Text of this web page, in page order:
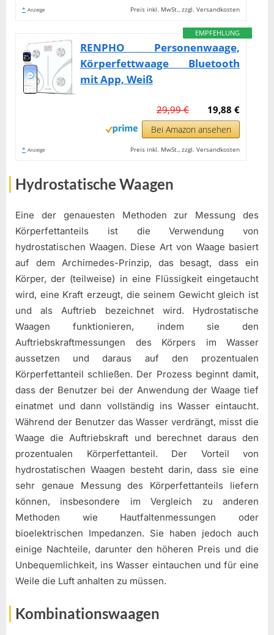
* Anzeige Preis inkl. MwSt., zzgl. Versandkosten
EMPFEHLUNG
RENPHO Personenwaage,
Körperfettwaage Bluetooth
mit App, Weiß
19,88 €
29,99 €
Bei Amazon ansehen
* Anzeige Preis inkl. MwSt., zzgl. Versandkosten
Hydrostatische Waagen
Eine der genauesten Methoden zur Messung des
Körperfettanteils ist die Verwendung von
hydrostatischen Waagen. Diese Art von Waage basiert
auf dem Archimedes-Prinzip, das besagt, dass ein
Körper, der (teilweise) in eine Flüssigkeit eingetaucht
wird, eine Kraft erzeugt, die seinem Gewicht gleich ist
und als Auftrieb bezeichnet wird. Hydrostatische
Waagen funktionieren, indem sie den
Auftriebskraftmessungen des Körpers im Wasser
aussetzen und daraus auf den prozentualen
Körperfettanteil schließen. Der Prozess beginnt damit,
dass der Benutzer bei der Anwendung der Waage tief
einatmet und dann vollständig ins Wasser eintaucht.
Während der Benutzer das Wasser verdrängt, misst die
Waage die Auftriebskraft und berechnet daraus den
prozentualen Körperfettanteil. Der Vorteil von
hydrostatischen Waagen besteht darin, dass sie eine
sehr genaue Messung des Körperfettanteils liefern
können, insbesondere im Vergleich zu anderen
Methoden wie Hautfaltenmessungen oder
bioelektrischen Impedanzen. Sie haben jedoch auch
einige Nachteile, darunter den höheren Preis und die
Unbequemlichkeit, ins Wasser eintauchen und für eine
Weile die Luft anhalten zu müssen.
Kombinationswaagen